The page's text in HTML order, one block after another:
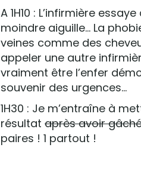
A 1H10 : L’infirmière
moindre aiguille… La
veines comme des
appeler une autre
vraiment être l’enfer
souvenir des urgences…
1H30 : Je m’entraîne à
résultat après avoir
paires ! 1 partout !